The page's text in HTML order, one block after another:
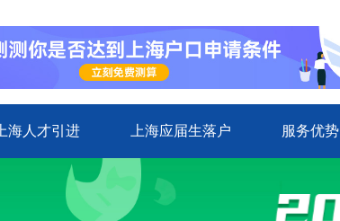
上海人才引进 上海应届生落户 服务优势